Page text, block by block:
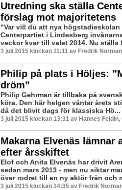
Utredning ska ställa
förslag mot majoritetens
"Var vill du att nya
Centerpartiet i Lindesberg
veckor kvar till valet 2014. Nu ställs
3 juli 2015 klockan 11:11 av Fredrik
Philip på plats i Höljes:
dröm”
Philip Gehrman är tillbaka på
köra. Den här helgen väntar årets
då det blivit dags för klassiska Hö...
3 juli 2015 klockan 13:31 av Hannes Feldin,
Makarna Elvenäs lämnar
efter årsskiftet
Elof och Anita Elvenäs har drivit
sedan mars 2013 - men nu siktar
över rodret till en ny aktör från och
3 juli 2015 klockan 14:35 av Fredrik